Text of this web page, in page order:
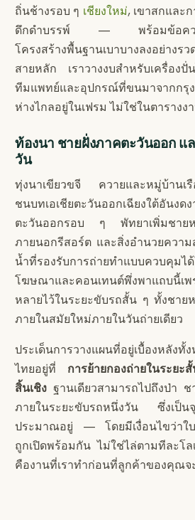
ถิ่นช้างรอบ ๆ เชียงใหม่, เขาสกและ
ดึกดำบรรพ์ — พร้อมข้อควรร
โครงสร้างพื้นฐานเบาบางลงอย่างร
สายหลัก เราวางงบสำหรับเครื่อง
ทีมแพทย์และอุปกรณ์ที่ขนมาจากก
ห่างไกลอยู่ในเฟรม ไม่ใช่ในตารางง
ท้องนา ชายฝั่งภาคตะวันออก แ
วัน
ทุ่งนาเขียวขจี ควายและหมู่บ้าน
ชนบทเอเชียตะวันออกเฉียงใต้อัน
ตะวันออกรอบ ๆ พัทยาเพิ่มชาย
ภายนอกรีสอร์ต และสิ่งอำนวยควา
น้ำที่รองรับการถ่ายทำแบบควบคุ
โฆษณาและคอนเทนต์พึ่งพาแถบนี้เ
หลายไว้ในระยะขับรถสั้น ๆ ทั้งชา
ภายในสมัยใหม่ภายในวันถ่ายเดียว
ประเด็นการวางแผนที่อยู่เบื้องหลั
ไทยอยู่ที่ การย้ายกองถ่ายในระยะ
สิ้นเชิง ฐานเดียวสามารถไปถึงป่า
ภายในระยะขับรถหนึ่งวัน ซึ่งเป็น
ประมาณอยู่ — โดยมีเงื่อนไขว่าใ
ถูกเปิดพร้อมกัน ไม่ใช่ไล่ตามทีละโ
คืองานที่เราทำก่อนที่ลูกค้าของคุณจ